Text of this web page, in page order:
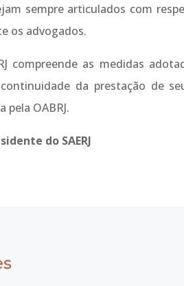
sempre articulados com
os advogados.
compreende as medidas
da prestação de
OABRJ.
do SAERJ